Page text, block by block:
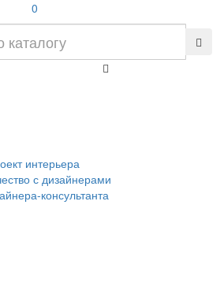
0
интерьера
с дизайнерами
консультанта